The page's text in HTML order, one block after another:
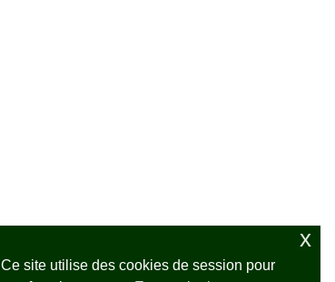
Ce site utilise des cookies de session pour
x